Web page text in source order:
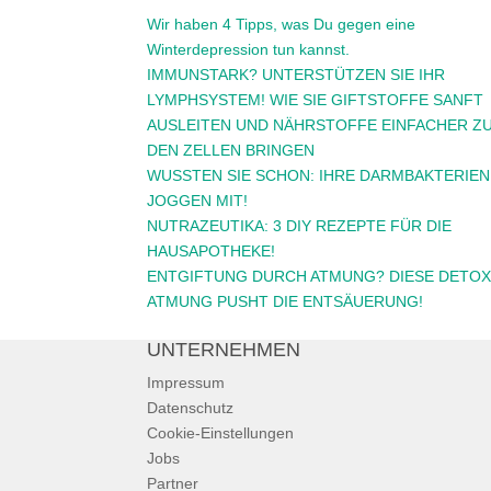
Wir haben 4 Tipps, was Du gegen eine
Winterdepression tun kannst.
IMMUNSTARK? UNTERSTÜTZEN SIE IHR
LYMPHSYSTEM! WIE SIE GIFTSTOFFE SANFT
AUSLEITEN UND NÄHRSTOFFE EINFACHER
DEN ZELLEN BRINGEN
WUSSTEN SIE SCHON: IHRE DARMBAKTERIEN
JOGGEN MIT!
NUTRAZEUTIKA: 3 DIY REZEPTE FÜR DIE
HAUSAPOTHEKE!
ENTGIFTUNG DURCH ATMUNG? DIESE
ATMUNG PUSHT DIE ENTSÄUERUNG!
UNTERNEHMEN
Impressum
Datenschutz
Cookie-Einstellungen
Jobs
Partner